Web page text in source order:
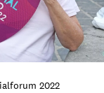
2022